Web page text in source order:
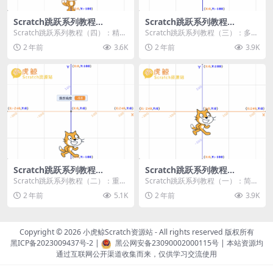
Scratch跳跃系列教程
（四）：精准着陆
Scratch跳跃系列教程（四）：精准
着陆 作者：小虎鲸Scratch资源站
... 2 年前 3.6K
Scratch跳跃系列教程
（三）：多段跳跃
Scratch跳跃系列教程（三）：多段
跳跃 作者：小虎鲸Scratch资源站
连...2 年前 3.9K
Scratch跳跃系列教程
（二）：重力跳跃
Scratch跳跃系列教程（二）：重力
跳跃 作者：小虎鲸Scratch资源站
按...2 年前 5.1K
Scratch跳跃系列教程
（一）：简单跳跃
Scratch跳跃系列教程（一）：简单
跳跃 作者：小虎鲸Scratch资源站
按...2 年前 3.9K
Copyright © 2026小虎鲸Scratch资源站- All rights reserved 版权所有
黑ICP备2023009437号-2| 黑公网安备23090002000115号| 本站资源均
通过互联网公开渠道收集而来，仅供学习交流使用